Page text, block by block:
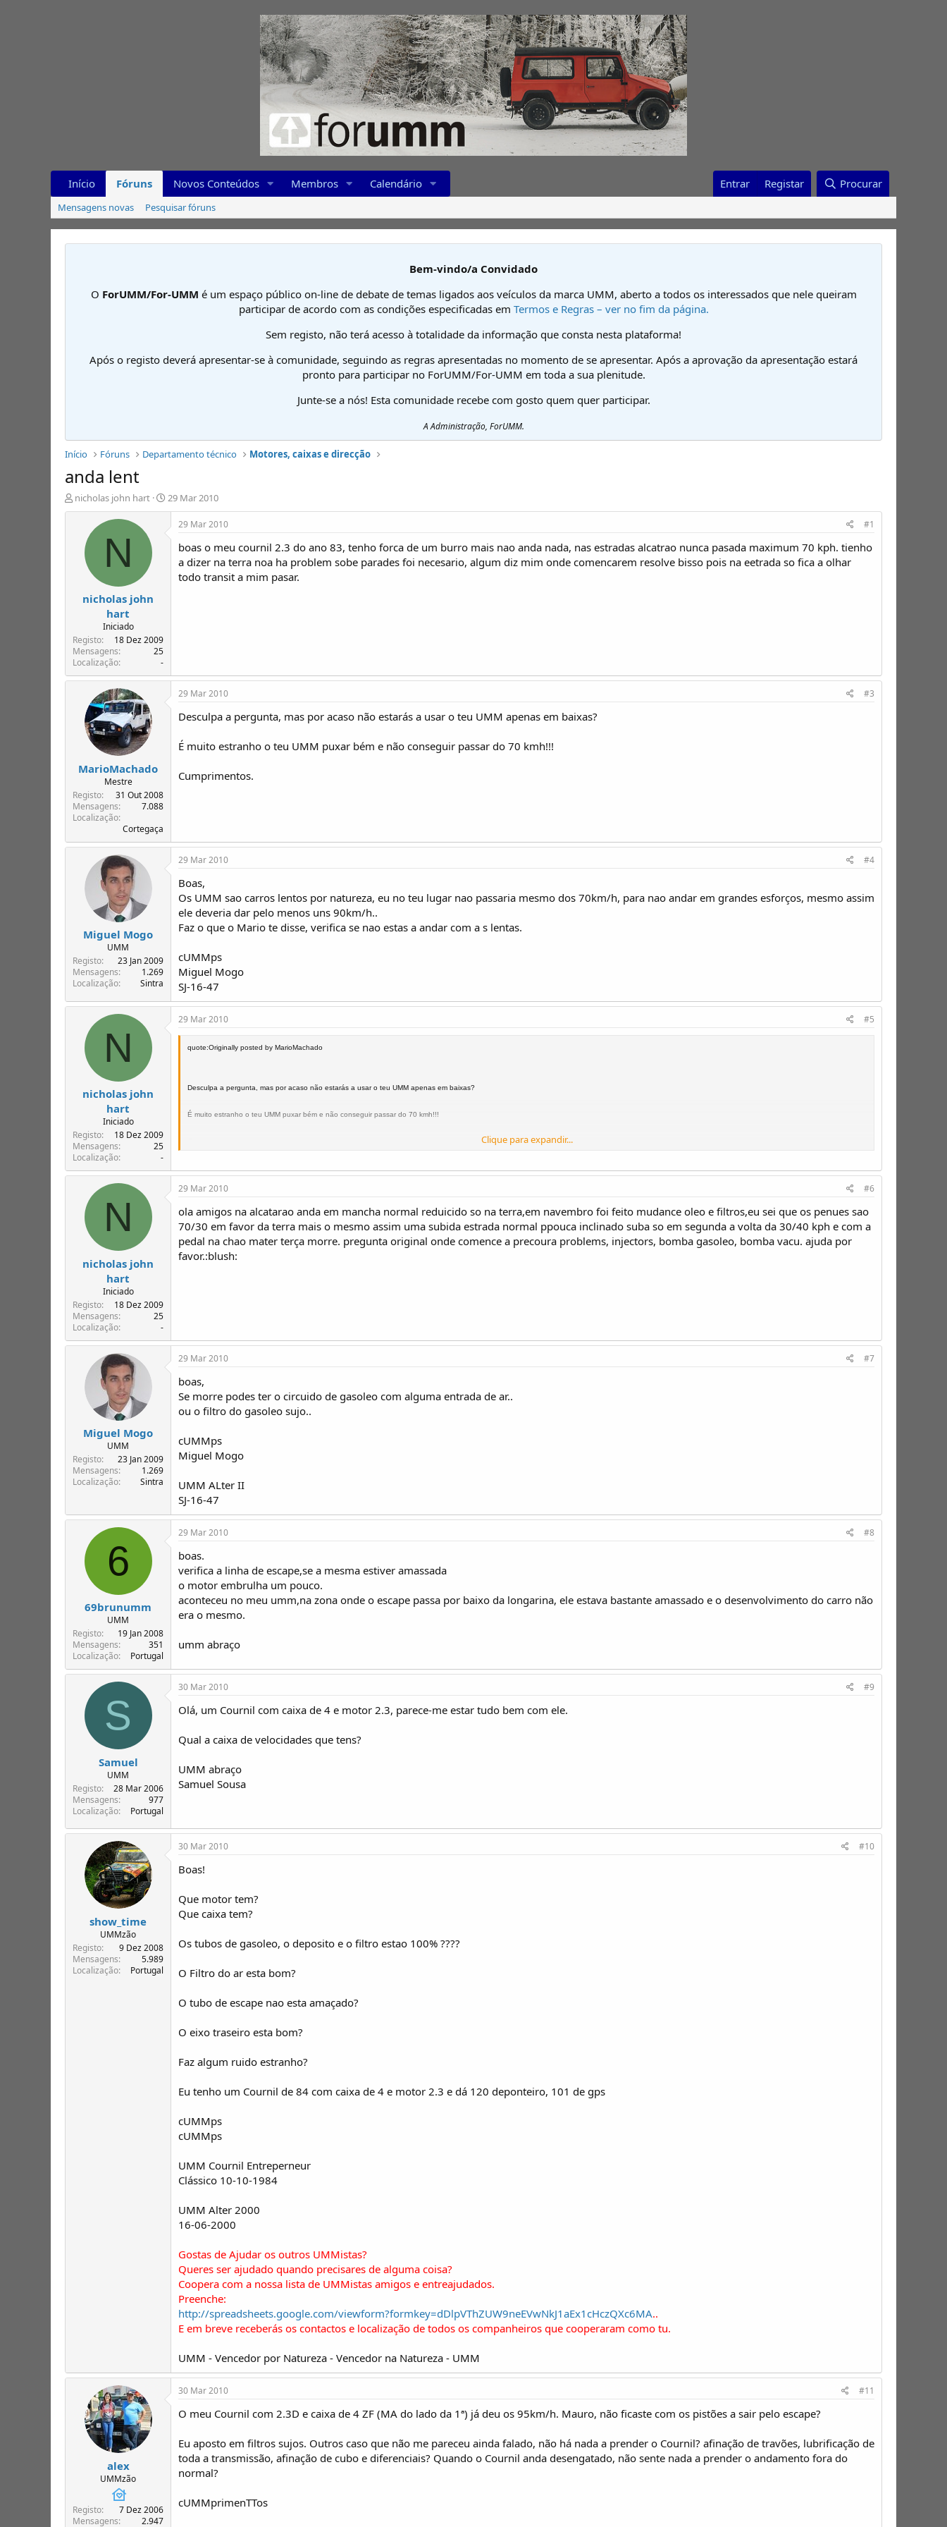
Início Fóruns Novos Conteúdos Membros Calendário Entrar Registar Procurar
Mensagens novas Pesquisar fóruns
Bem-vindo/a Convidado
O ForUMM/For-UMM é um espaço público on-line de debate de temas ligados aos veículos da marca UMM, aberto a todos os interessados que nele queiram
participar de acordo com as condições especificadas em Termos e Regras – ver no fim da página.
Sem registo, não terá acesso à totalidade da informação que consta nesta plataforma!
Após o registo deverá apresentar-se à comunidade, seguindo as regras apresentadas no momento de se apresentar. Após a aprovação da apresentação estará
pronto para participar no ForUMM/For-UMM em toda a sua plenitude.
Junte-se a nós! Esta comunidade recebe com gosto quem quer participar.
A Administração, ForUMM.
Início Fóruns Departamento técnico Motores, caixas e direcção
anda lent
I
n
T
ó
p
i
nicholas john hart
D
a
29 Mar 2010
N
nicholas john
hart
Iniciado
Registo
18 Dez 2009
Mensagens
25
Localização
-
29 Mar 2010 #1
boas o meu cournil 2.3 do ano 83, tenho forca de um burro mais nao anda nada, nas estradas alcatrao nunca pasada maximum 70 kph. tienho
a dizer na terra noa ha problem sobe parades foi necesario, algum diz mim onde comencarem resolve bisso pois na eetrada so fica a olhar
todo transit a mim pasar.
MarioMachado
Mestre
Registo
31 Out 2008
Mensagens
7.088
Localização
Cortegaça
29 Mar 2010 #3
Desculpa a pergunta, mas por acaso não estarás a usar o teu UMM apenas em baixas?
É muito estranho o teu UMM puxar bém e não conseguir passar do 70 kmh!!!
Cumprimentos.
Miguel Mogo
UMM
Registo
23 Jan 2009
Mensagens
1.269
Localização
Sintra
29 Mar 2010 #4
Boas,
Os UMM sao carros lentos por natureza, eu no teu lugar nao passaria mesmo dos 70km/h, para nao andar em grandes esforços, mesmo assim
ele deveria dar pelo menos uns 90km/h..
Faz o que o Mario te disse, verifica se nao estas a andar com a s lentas.
cUMMps
Miguel Mogo
SJ-16-47
N
nicholas john
hart
Iniciado
Registo
18 Dez 2009
Mensagens
25
Localização
-
29 Mar 2010 #5
quote:Originally posted by MarioMachado
Desculpa a pergunta, mas por acaso não estarás a usar o teu UMM apenas em baixas?
É muito estranho o teu UMM puxar bém e não conseguir passar do 70 kmh!!!
Clique para expandir...
N
nicholas john
hart
Iniciado
Registo
18 Dez 2009
Mensagens
25
Localização
-
29 Mar 2010 #6
ola amigos na alcatarao anda em mancha normal reduicido so na terra,em navembro foi feito mudance oleo e filtros,eu sei que os penues sao
70/30 em favor da terra mais o mesmo assim uma subida estrada normal ppouca inclinado suba so em segunda a volta da 30/40 kph e com a
pedal na chao mater terça morre. pregunta original onde comence a precoura problems, injectors, bomba gasoleo, bomba vacu. ajuda por
favor.:blush:
Miguel Mogo
UMM
Registo
23 Jan 2009
Mensagens
1.269
Localização
Sintra
29 Mar 2010 #7
boas,
Se morre podes ter o circuido de gasoleo com alguma entrada de ar..
ou o filtro do gasoleo sujo..
cUMMps
Miguel Mogo
UMM ALter II
SJ-16-47
6
69brunumm
UMM
Registo
19 Jan 2008
Mensagens
351
Localização
Portugal
29 Mar 2010 #8
boas.
verifica a linha de escape,se a mesma estiver amassada
o motor embrulha um pouco.
aconteceu no meu umm,na zona onde o escape passa por baixo da longarina, ele estava bastante amassado e o desenvolvimento do carro não
era o mesmo.
umm abraço
S
Samuel
UMM
Registo
28 Mar 2006
Mensagens
977
Localização
Portugal
30 Mar 2010 #9
Olá, um Cournil com caixa de 4 e motor 2.3, parece-me estar tudo bem com ele.
Qual a caixa de velocidades que tens?
UMM abraço
Samuel Sousa
show_time
UMMzão
Registo
9 Dez 2008
Mensagens
5.989
Localização
Portugal
30 Mar 2010 #10
Boas!
Que motor tem?
Que caixa tem?
Os tubos de gasoleo, o deposito e o filtro estao 100% ????
O Filtro do ar esta bom?
O tubo de escape nao esta amaçado?
O eixo traseiro esta bom?
Faz algum ruido estranho?
Eu tenho um Cournil de 84 com caixa de 4 e motor 2.3 e dá 120 deponteiro, 101 de gps
cUMMps
cUMMps
UMM Cournil Entreperneur
Clássico 10-10-1984
UMM Alter 2000
16-06-2000
Gostas de Ajudar os outros UMMistas?
Queres ser ajudado quando precisares de alguma coisa?
Coopera com a nossa lista de UMMistas amigos e entreajudados.
Preenche:
http://spreadsheets.google.com/viewform?formkey=dDlpVThZUW9neEVwNkJ1aEx1cHczQXc6MA..
E em breve receberás os contactos e localização de todos os companheiros que cooperaram como tu.
UMM - Vencedor por Natureza - Vencedor na Natureza - UMM
alex
UMMzão
Registo
7 Dez 2006
Mensagens
2.947
30 Mar 2010 #11
O meu Cournil com 2.3D e caixa de 4 ZF (MA do lado da 1ª) já deu os 95km/h. Mauro, não ficaste com os pistões a sair pelo escape?
Eu aposto em filtros sujos. Outros caso que não me pareceu ainda falado, não há nada a prender o Cournil? afinação de travões, lubrificação de
toda a transmissão, afinação de cubo e diferenciais? Quando o Cournil anda desengatado, não sente nada a prender o andamento fora do
normal?
cUMMprimenTTos